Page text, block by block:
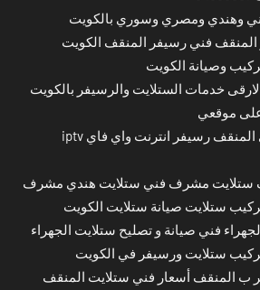
وهندي ومصري وسوري بالكويت
فني رسيفر المنقف الكويت
وصيانة الكويت
خدمات الستلايت والرسيفر بالكويت
موقعي
فني ستلايت مركزي المنقف رسيفر انترنت واي فاي iptv
ستلايت مشرف فني ستلايت هندي مشرف
ستلايت صيانة ستلايت الكويت
فني صيانة و تصليح ستلايت الجهراء
ستلايت ورسيفر في الكويت
ب المنقف أسعار فني ستلايت المنقف